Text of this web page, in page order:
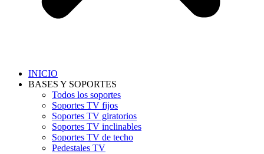
INICIO
BASES Y SOPORTES
Todos los soportes
Soportes TV fijos
Soportes TV giratorios
Soportes TV inclinables
Soportes TV de techo
Pedestales TV